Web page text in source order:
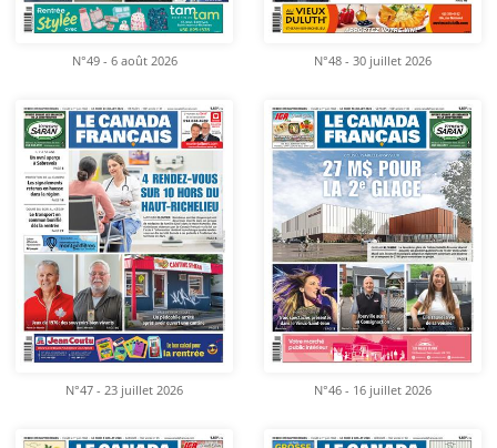
N°49 - 6 août 2026 N°48 - 30 juillet 2026
N°47 - 23 juillet 2026 N°46 - 16 juillet 2026